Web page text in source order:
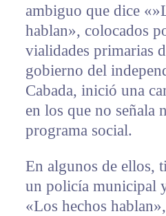
ambiguo que dice
hablan», colocados
vialidades primarias
gobierno del
Cabada, inició una
en los que no señala
programa social.
En algunos de ellos,
un policía municipal
«Los hechos